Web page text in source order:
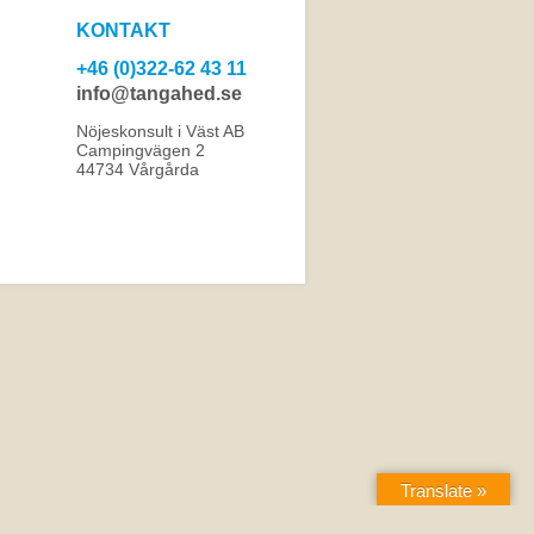
KONTAKT
+46 (0)322-62 43 11
info@tangahed.se
Nöjeskonsult i Väst AB
Campingvägen 2
44734 Vårgårda
Translate »